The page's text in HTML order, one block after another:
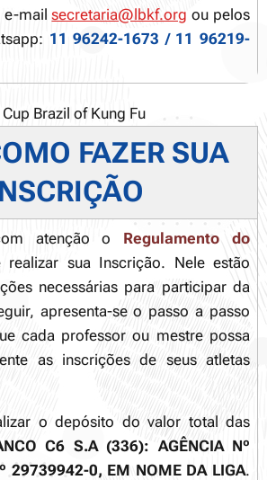
e-mailsecretaria@lbkf.org ou pelos
11 96242-1673 / 11 96219-
Brazil of Kung Fu
FAZER SUA
atenção o Regulamento do
realizar sua Inscrição. Nele estão
necessárias para participar da
apresenta-se o passo a passo
cada professor ou mestre possa
as inscrições de seus atletas
o depósito do valor total das
C6 S.A (336): AGÊNCIA Nº
29739942-0, EM NOME DA LIGA.